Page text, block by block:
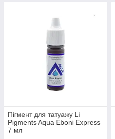
Пігмент для татуажу Li
Pigments Aqua Eboni Express
7 мл